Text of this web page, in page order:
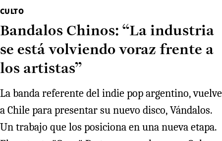
CULTO
Bandalos Chinos: “La industria
se está volviendo voraz frente a
los artistas”
La banda referente del indie pop argentino, vuelve
a Chile para presentar su nuevo disco, Vándalos.
Un trabajo que los posiciona en una nueva etapa.